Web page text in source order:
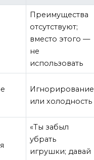
Преимущества
отсутствуют;
вместо этого —
не
использовать
Игнорирование
или холодность
«Ты забыл
убрать
игрушки; давай